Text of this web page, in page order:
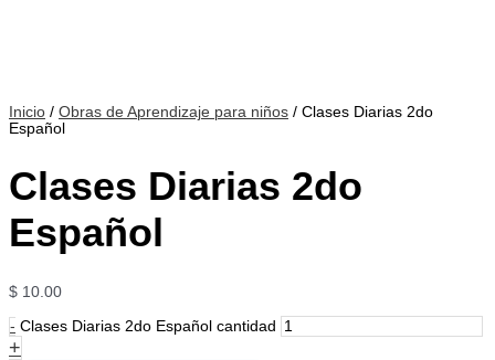
Inicio / Obras de Aprendizaje para niños / Clases Diarias 2do
Español
Clases Diarias 2do
Español
$ 10.00
- Clases Diarias 2do Español cantidad
+